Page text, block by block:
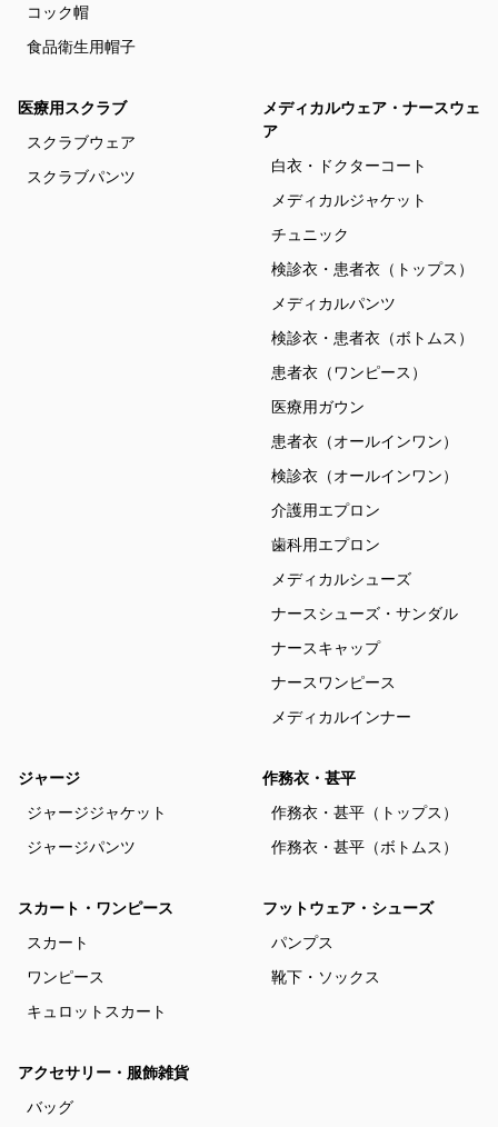
コック帽
食品衛生用帽子
医療用スクラブ
スクラブウェア
スクラブパンツ
メディカルウェア・ナースウェ
ア
白衣・ドクターコート
メディカルジャケット
チュニック
検診衣・患者衣（トップス）
メディカルパンツ
検診衣・患者衣（ボトムス）
患者衣（ワンピース）
医療用ガウン
患者衣（オールインワン）
検診衣（オールインワン）
介護用エプロン
歯科用エプロン
メディカルシューズ
ナースシューズ・サンダル
ナースキャップ
ナースワンピース
メディカルインナー
ジャージ
ジャージジャケット
ジャージパンツ
作務衣・甚平
作務衣・甚平（トップス）
作務衣・甚平（ボトムス）
スカート・ワンピース
スカート
ワンピース
キュロットスカート
フットウェア・シューズ
パンプス
靴下・ソックス
アクセサリー・服飾雑貨
バッグ